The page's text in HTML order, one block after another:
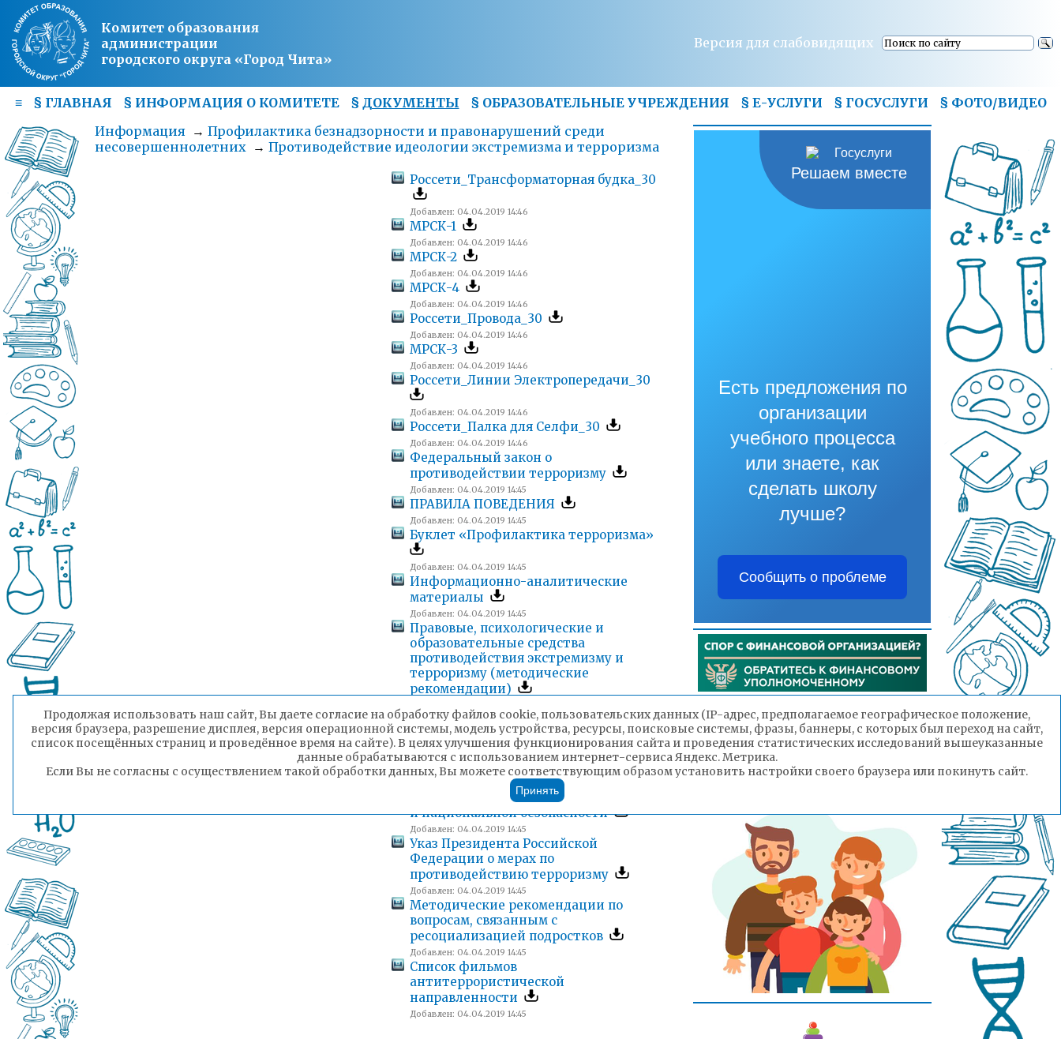
Комитет образования
администрации
городского округа «Город Чита»
Версия для слабовидящих
≡ § ГЛАВНАЯ § ИНФОРМАЦИЯ О КОМИТЕТЕ § ДОКУМЕНТЫ § ОБРАЗОВАТЕЛЬНЫЕ УЧРЕЖДЕНИЯ § Е-УСЛУГИ § ГОСУСЛУГИ § ФОТО/ВИДЕО
Информация → Профилактика безнадзорности и правонарушений среди
несовершеннолетних → Противодействие идеологии экстремизма и терроризма
Россети_Трансформаторная будка_30
Добавлен: 04.04.2019 14:46
МРСК-1
Добавлен: 04.04.2019 14:46
МРСК-2
Добавлен: 04.04.2019 14:46
МРСК-4
Добавлен: 04.04.2019 14:46
Россети_Провода_30
Добавлен: 04.04.2019 14:46
МРСК-3
Добавлен: 04.04.2019 14:46
Россети_Линии Электропередачи_30
Добавлен: 04.04.2019 14:46
Россети_Палка для Селфи_30
Добавлен: 04.04.2019 14:46
Федеральный закон о
противодействии терроризму
Добавлен: 04.04.2019 14:45
ПРАВИЛА ПОВЕДЕНИЯ
Добавлен: 04.04.2019 14:45
Буклет «Профилактика терроризма»
Добавлен: 04.04.2019 14:45
Информационно-аналитические
материалы
Добавлен: 04.04.2019 14:45
Правовые, психологические и
образовательные средства
противодействия экстремизму и
терроризму (методические
рекомендации)
Презентация для урока
Добавлен: 04.04.2019 14:45
Тематический день «День
безопасности»
Добавлен: 04.04.2019 14:45
Терроризм как угроза международной
и национальной безопасности
Добавлен: 04.04.2019 14:45
Указ Президента Российской
Федерации о мерах по
противодействию терроризму
Добавлен: 04.04.2019 14:45
Методические рекомендации по
вопросам, связанным с
ресоциализацией подростков
Добавлен: 04.04.2019 14:45
Список фильмов
антитеррористической
направленности
Добавлен: 04.04.2019 14:45
Решаем вместе
Есть предложения по
организации
учебного процесса
или знаете, как
сделать школу
лучше?
Сообщить о проблеме
Продолжая использовать наш сайт, Вы даете согласие на обработку файлов cookie, пользовательских данных (IP-адрес, предполагаемое географическое положение,
версия браузера, разрешение дисплея, версия операционной системы, модель устройства, ресурсы, поисковые системы, фразы, баннеры, с которых был переход на сайт,
список посещённых страниц и проведённое время на сайте). В целях улучшения функционирования сайта и проведения статистических исследований вышеуказанные
данные обрабатываются с использованием интернет-сервиса Яндекс. Метрика.
Если Вы не согласны с осуществлением такой обработки данных, Вы можете соответствующим образом установить настройки своего браузера или покинуть сайт.
Принять